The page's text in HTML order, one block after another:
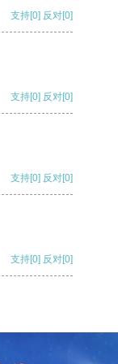
支持[0] 反对[0]
支持[0] 反对[0]
支持[0] 反对[0]
支持[0] 反对[0]